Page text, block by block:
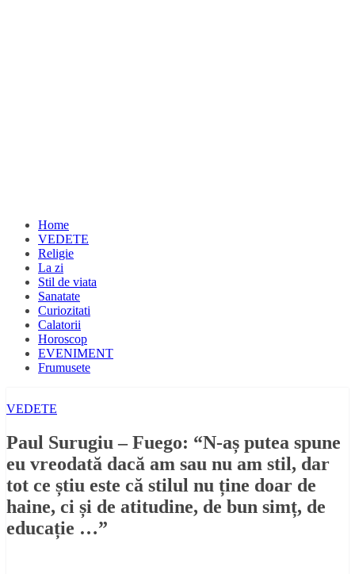
Home
VEDETE
Religie
La zi
Stil de viata
Sanatate
Curiozitati
Calatorii
Horoscop
EVENIMENT
Frumusete
VEDETE
Paul Surugiu – Fuego: “N-aș putea spune
eu vreodată dacă am sau nu am stil, dar
tot ce știu este că stilul nu ține doar de
haine, ci și de atitudine, de bun simț, de
educație …”